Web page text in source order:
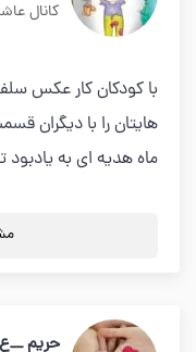
کانال
با کودکان کار عکس
هایتان را با دیگران
ماه هدیه ای به
حریم